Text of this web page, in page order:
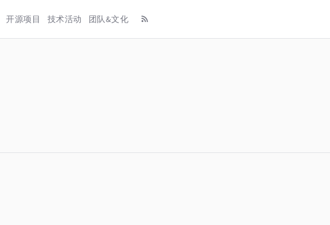
开源项目 技术活动 团队&文化